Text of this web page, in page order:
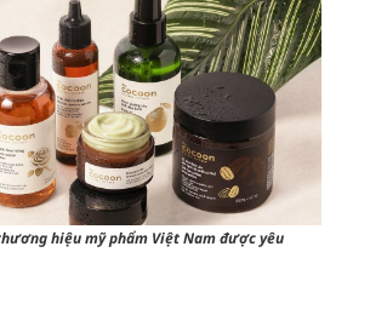
hiệu mỹ phẩm Việt Nam được yêu